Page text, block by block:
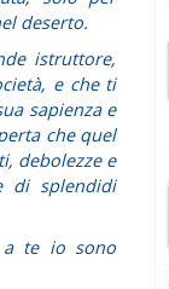
deserto.
istruttore,
e che ti
sapienza e
che quel
debolezze e
di splendidi
a te io sono